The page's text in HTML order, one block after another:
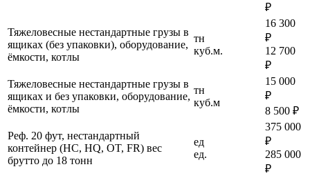
₽
Тяжеловесные нестандартные грузы в
ящиках (без упаковки), оборудование,
ёмкости, котлы
тн
куб.м.
16 300
₽
12 700
₽
Тяжеловесные нестандартные грузы в
ящиках и без упаковки, оборудование,
ёмкости, котлы
тн
куб.м
15 000
₽
8 500 ₽
Реф. 20 фут, нестандартный
контейнер (HC, HQ, OT, FR) вес
брутто до 18 тонн
ед
ед.
375 000
₽
285 000
₽